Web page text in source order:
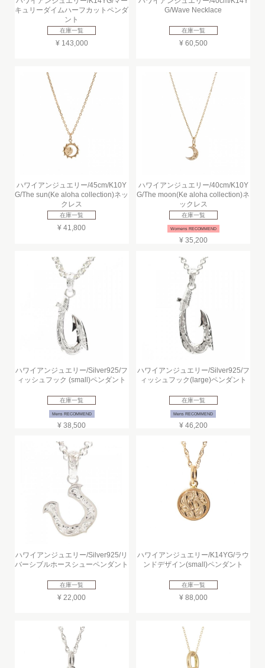
キュリーダイムハーフカットペンダ
ント
在庫一覧
¥ 143,000
G/Wave Necklace
在庫一覧
¥ 60,500
ハワイアンジュエリー/45cm/K10Y
G/The sun(Ke aloha collection)ネッ
クレス
在庫一覧
¥ 41,800
ハワイアンジュエリー/40cm/K10Y
G/The moon(Ke aloha collection)ネ
ックレス
在庫一覧
Womens RECOMMEND
¥ 35,200
ハワイアンジュエリー/Silver925/フ
ィッシュフック (small)ペンダント
在庫一覧
Mens RECOMMEND
¥ 38,500
ハワイアンジュエリー/Silver925/フ
ィッシュフック(large)ペンダント
在庫一覧
Mens RECOMMEND
¥ 46,200
ハワイアンジュエリー/Silver925/リ
バーシブルホースシューペンダント
在庫一覧
¥ 22,000
ハワイアンジュエリー/K14YG/ラウ
ンドデザイン(small)ペンダント
在庫一覧
¥ 88,000